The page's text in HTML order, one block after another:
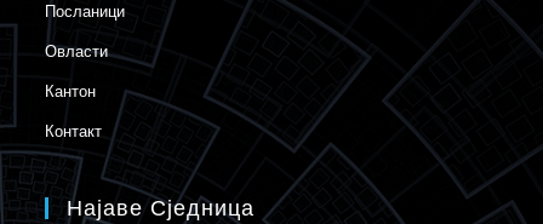
Посланици
Овласти
Кантон
Контакт
Најаве Сједница